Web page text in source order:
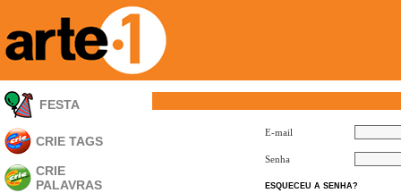
FESTA
CRIE TAGS
CRIE
PALAVRAS
E-mail
Senha
ESQUECEU A SENHA?